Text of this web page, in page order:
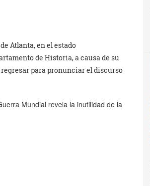
Atlanta, en el estado
de Historia, a causa de su
para pronunciar el discurso
Mundial revela la inutilidad de la